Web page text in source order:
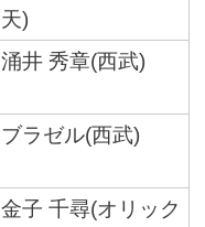
天)
涌井 秀章(西武)
ブラゼル(西武)
金子 千尋(オリック